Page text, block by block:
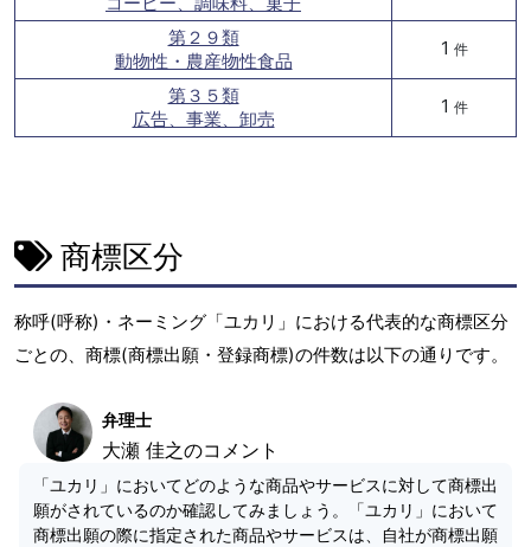
第２９類
動物性・農産物性食品
1 件
第３５類
広告、事業、卸売
1 件
商標区分
称呼(呼称)・ネーミング「ユカリ」における代表的な商標区分
ごとの、商標(商標出願・登録商標)の件数は以下の通りです。
弁理士
大瀬 佳之のコメント
「ユカリ」においてどのような商品やサービスに対して商標出
願がされているのか確認してみましょう。「ユカリ」において
商標出願の際に指定された商品やサービスは、自社が商標出願